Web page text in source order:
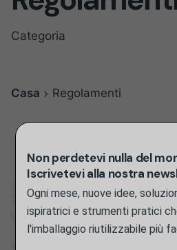
Non perdetevi nulla del
Iscrivetevi alla nostra
Ogni mese, nuove idee,
ispiratrici e strumenti pratici
l'imballaggio riutilizzabile più
Categoria
Casa Regolamenti
Filtro